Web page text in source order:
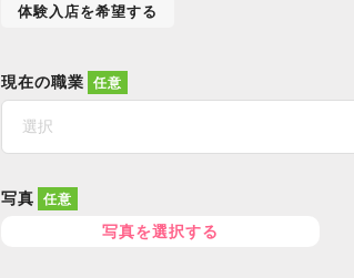
体験入店を希望する
現在の職業
写真
写真を選択する